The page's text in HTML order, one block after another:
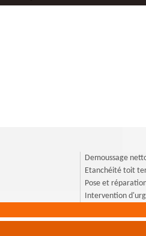
Demoussage
Etanchéité toit
Pose et
Intervention